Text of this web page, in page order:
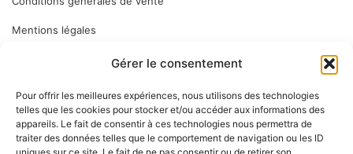
Gérer le consentement
Pour offrir les meilleures expériences, nous utilisons des technologies
telles que les cookies pour stocker et/ou accéder aux informations des
appareils. Le fait de consentir à ces technologies nous permettra de
traiter des données telles que le comportement de navigation ou les ID
Mentions légales
Inscrivez-vous à notre newsletter pour vous tenir informé des